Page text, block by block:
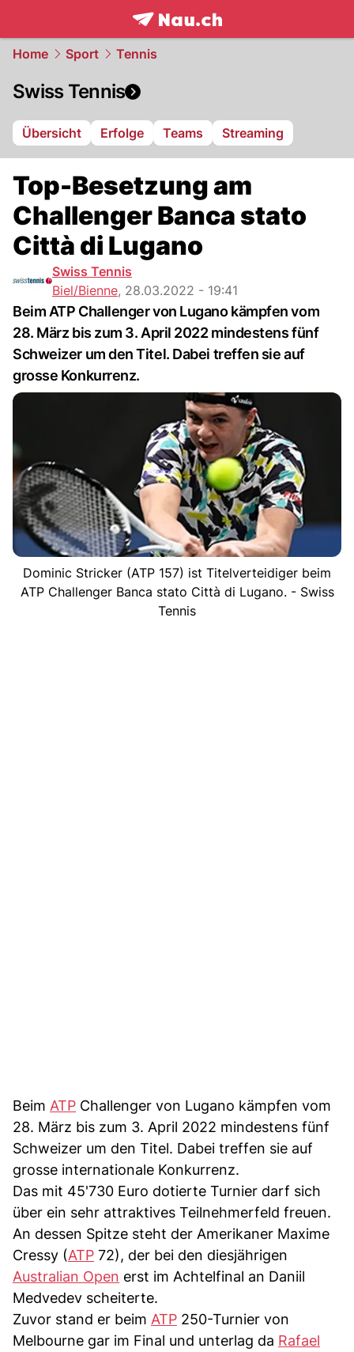
frontpage.NAU.ch
Home Sport Tennis
Swiss Tennis
Übersicht Erfolge Teams Streaming
Top-Besetzung am
Challenger Banca stato
Città di Lugano
Swiss Tennis
Biel/Bienne, 28.03.2022 - 19:41
Beim ATP Challenger von Lugano kämpfen vom
28. März bis zum 3. April 2022 mindestens fünf
Schweizer um den Titel. Dabei treffen sie auf
grosse Konkurrenz.
Dominic Stricker (ATP 157) ist Titelverteidiger beim
ATP Challenger Banca stato Città di Lugano. - Swiss
Tennis
Beim ATP Challenger von Lugano kämpfen vom
28. März bis zum 3. April 2022 mindestens fünf
Schweizer um den Titel. Dabei treffen sie auf
grosse internationale Konkurrenz.
Das mit 45'730 Euro dotierte Turnier darf sich
über ein sehr attraktives Teilnehmerfeld freuen.
An dessen Spitze steht der Amerikaner Maxime
Cressy (ATP 72), der bei den diesjährigen
Australian Open erst im Achtelfinal an Daniil
Medvedev scheiterte.
Zuvor stand er beim ATP 250-Turnier von
Melbourne gar im Final und unterlag da Rafael